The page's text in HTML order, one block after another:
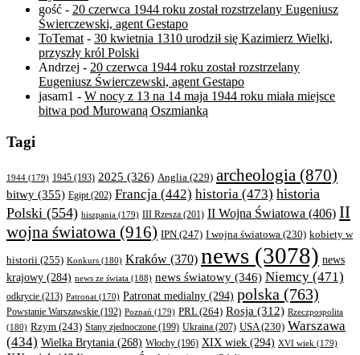
gość - 20 czerwca 1944 roku został rozstrzelany Eugeniusz
Świerczewski, agent Gestapo
ToTemat - 30 kwietnia 1310 urodził się Kazimierz Wielki,
przyszły król Polski
Andrzej - 20 czerwca 1944 roku został rozstrzelany
Eugeniusz Świerczewski, agent Gestapo
jasam1 - W nocy z 13 na 14 maja 1944 roku miała miejsce
bitwa pod Murowaną Oszmianką
Tagi
1944 (179) 1945 (193) 2025 (326) Anglia (229) archeologia (870)
bitwy (355) Egipt(202) Francja (442) historia (473) historia
Polski (554) hiszpania (179) III Rzesza (201) II Wojna Światowa (406) II
wojna światowa (916) IPN (247) I wojna światowa (230) kobiety w
historii (255) Konkurs (180) Kraków (370) news (3078) news
krajowy (284) news ze świata (188) news światowy (346) Niemcy (471)
odkrycie (213) Patronat (170) Patronat medialny (294) polska (763)
Powstanie Warszawskie (192) Poznań (179) PRL(264) Rosja (312) Rzeczpospolita
(180) Rzym (243) Stany zjednoczone (199) Ukraina (207) USA(230) Warszawa
(434) Wielka Brytania (268) Włochy (196) XIX wiek (294) XVI wiek (179)